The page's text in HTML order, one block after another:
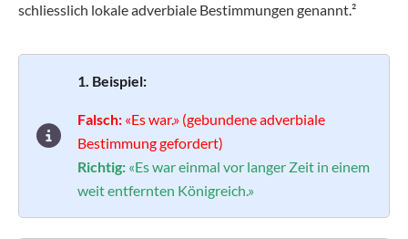
schliesslich lokale adverbiale Bestimmungen genannt.²
1. Beispiel:
Falsch: «Es war.» (gebundene adverbiale
Bestimmung gefordert)
Richtig: «Es war einmal vor langer Zeit in einem
weit entfernten Königreich.»